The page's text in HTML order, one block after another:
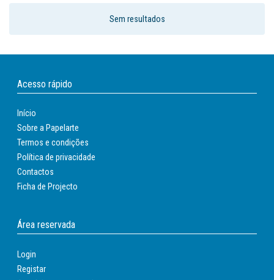
Sem resultados
Acesso rápido
Início
Sobre a Papelarte
Termos e condições
Política de privacidade
Contactos
Ficha de Projecto
Área reservada
Login
Registar